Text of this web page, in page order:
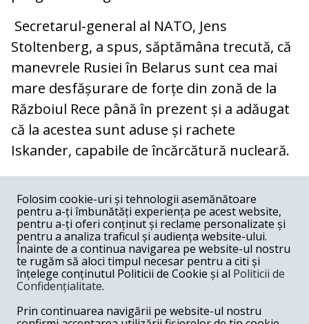
Secretarul-general al NATO, Jens
Stoltenberg, a spus, săptămâna trecută, că
manevrele Rusiei în Belarus sunt cea mai
mare desfășurare de forțe din zonă de la
Războiul Rece până în prezent și a adăugat
că la acestea sunt aduse și rachete
Iskander, capabile de încărcătură nucleară.
COMENTARII
Nume
Email
Folosim cookie-uri și tehnologii asemănătoare
pentru a-ți îmbunătăți experiența pe acest website,
pentru a-ți oferi conținut și reclame personalizate și
pentru a analiza traficul și audiența website-ului.
Înainte de a continua navigarea pe website-ul nostru
te rugăm să aloci timpul necesar pentru a citi și
înțelege conținutul Politicii de Cookie și al Politicii de
Confidențialitate.
Prin continuarea navigării pe website-ul nostru